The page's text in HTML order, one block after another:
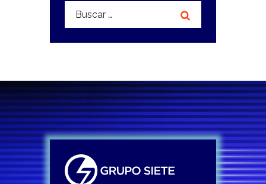
Buscar: